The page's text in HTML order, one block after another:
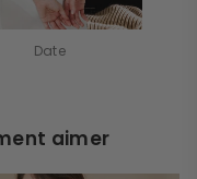
Date
aimer